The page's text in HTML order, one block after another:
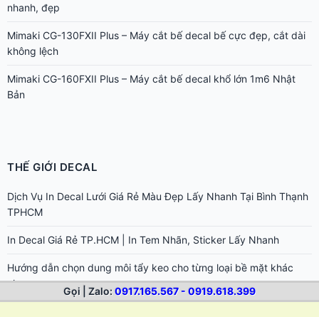
Gọi | Zalo:0917.165.567 - 0919.618.399
nhanh, đẹp
Mimaki CG-130FXII Plus – Máy cắt bế decal bế cực đẹp, cắt dài
không lệch
Mimaki CG-160FXII Plus – Máy cắt bế decal khổ lớn 1m6 Nhật
Bản
THẾ GIỚI DECAL
Dịch Vụ In Decal Lưới Giá Rẻ Màu Đẹp Lấy Nhanh Tại Bình Thạnh
TPHCM
In Decal Giá Rẻ TP.HCM | In Tem Nhãn, Sticker Lấy Nhanh
Hướng dẫn chọn dung môi tẩy keo cho từng loại bề mặt khác
nhau